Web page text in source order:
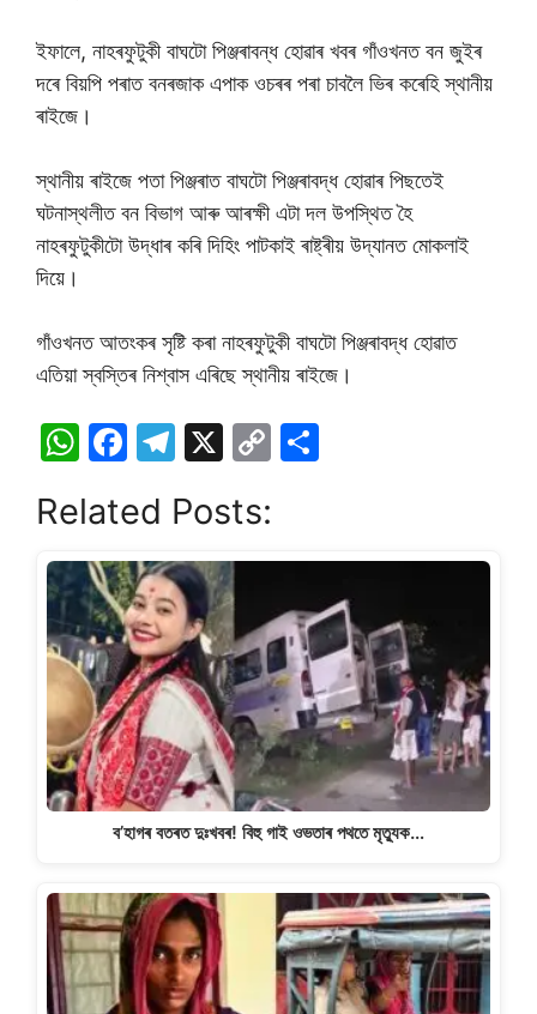
ইফালে, নাহৰফুটুকী বাঘটো পিঞ্জৰাবন্ধ হোৱাৰ খবৰ গাঁওখনত বন জুইৰ
দৰে বিয়পি পৰাত বনৰজাক এপাক ওচৰৰ পৰা চাবলৈ ভিৰ কৰেহি স্থানীয়
ৰাইজে।
স্থানীয় ৰাইজে পতা পিঞ্জৰাত বাঘটো পিঞ্জৰাবদ্ধ হোৱাৰ পিছতেই
ঘটনাস্থলীত বন বিভাগ আৰু আৰক্ষী এটা দল উপস্থিত হৈ
নাহৰফুটুকীটো উদ্ধাৰ কৰি দিহিং পাটকাই ৰাষ্ট্ৰীয় উদ্যানত মোকলাই
দিয়ে।
গাঁওখনত আতংকৰ সৃষ্টি কৰা নাহৰফুটুকী বাঘটো পিঞ্জৰাবদ্ধ হোৱাত
এতিয়া স্বস্তিৰ নিশ্বাস এৰিছে স্থানীয় ৰাইজে।
W
at
s
A
p
p
F
c
e
b
o
o
k
T
e
gr
a
m
X
C
y
n
k
e
Related Posts:
ব’হাগৰ বতৰত দুঃখবৰ! বিহু গাই ওভতাৰ পথতে মৃত্যুক…